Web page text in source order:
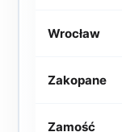
Wrocław
Zakopane
Zamość